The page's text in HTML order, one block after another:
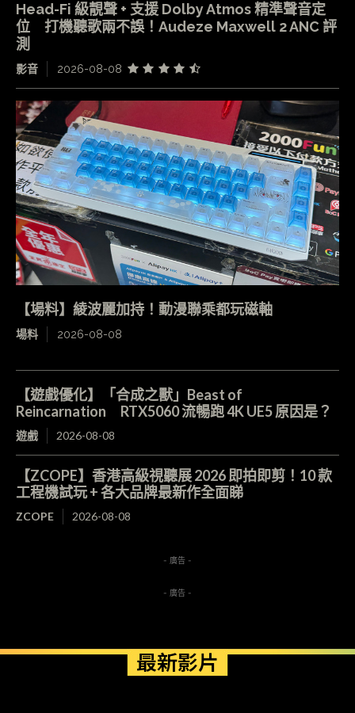
Head-Fi 級靚聲 + 支援 Dolby Atmos 精準聲音定
位 打機聽歌兩不誤！Audeze Maxwell 2 ANC 評
測
影音 2026-08-08
【場料】綾波麗加持！動漫聯乘都玩磁軸
場料 2026-08-08
【遊戲優化】「合成之獸」Beast of
Reincarnation RTX5060 流暢跑 4K UE5 原因是？
遊戲 2026-08-08
【ZCOPE】香港高級視聽展 2026 即拍即剪！10 款
工程機試玩 + 各大品牌最新作全面睇
ZCOPE 2026-08-08
- 廣告 -
- 廣告 -
最新影片